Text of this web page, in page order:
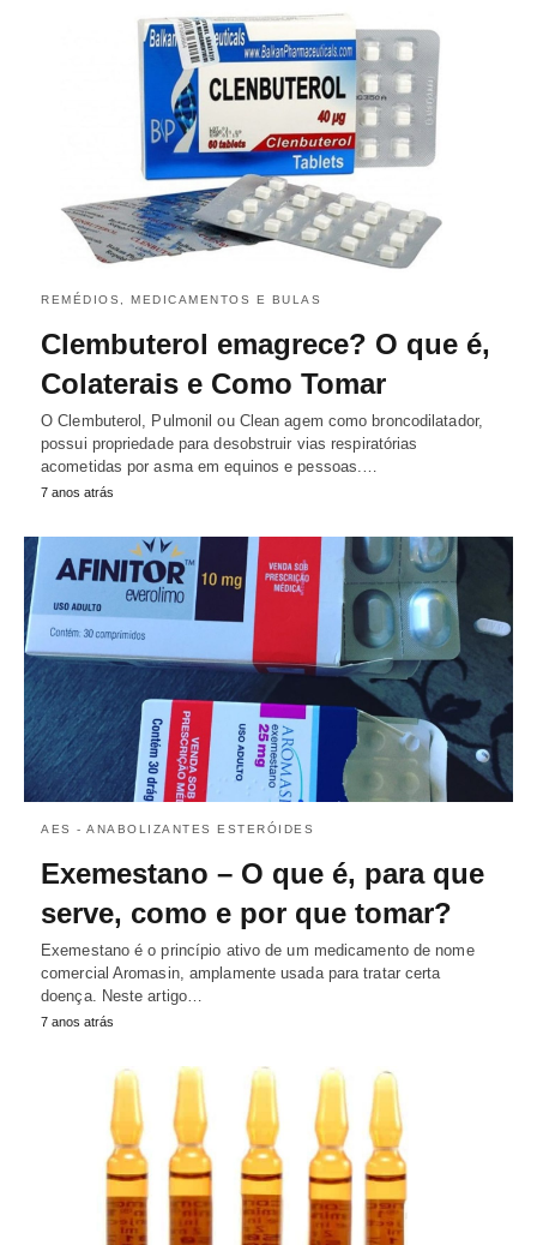
REMÉDIOS, MEDICAMENTOS E BULAS
Clembuterol emagrece? O que é,
Colaterais e Como Tomar
O Clembuterol, Pulmonil ou Clean agem como broncodilatador,
possui propriedade para desobstruir vias respiratórias
acometidas por asma em equinos e pessoas.…
7 anos atrás
AES - ANABOLIZANTES ESTERÓIDES
Exemestano – O que é, para que
serve, como e por que tomar?
Exemestano é o princípio ativo de um medicamento de nome
comercial Aromasin, amplamente usada para tratar certa
doença. Neste artigo…
7 anos atrás